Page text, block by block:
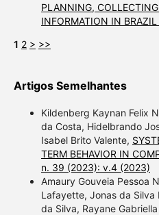
PLANNING,
INFORMATION IN BRAZIL
1 2 > >>
Artigos Semelhantes
Kildenberg Kaynan Felix
da Costa, Hidelbrando
Isabel Brito Valente,
TERM BEHAVIOR IN
n. 39 (2023): v.4 (2023)
Amaury Gouveia Pessoa
Lafayette, Jonas da Silva
da Silva, Rayane